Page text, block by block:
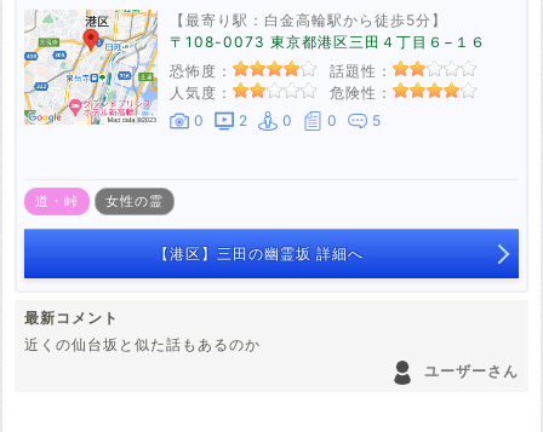
【最寄り駅：白金高輪駅から徒歩5分】
〒108-0073 東京都港区三田４丁目６−１６
恐怖度：
話題性：
人気度：
危険性：
0
2 0 0 5
道・峠 女性の霊
【港区】三田の幽霊坂 詳細へ
最新コメント
近くの仙台坂と似た話もあるのか
ユーザーさん